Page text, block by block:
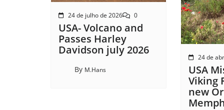
24 de julho de 2026 0
USA- Volcano and
Passes Harley
Davidson july 2026
By M.Hans
24 de
USA
Viking
new